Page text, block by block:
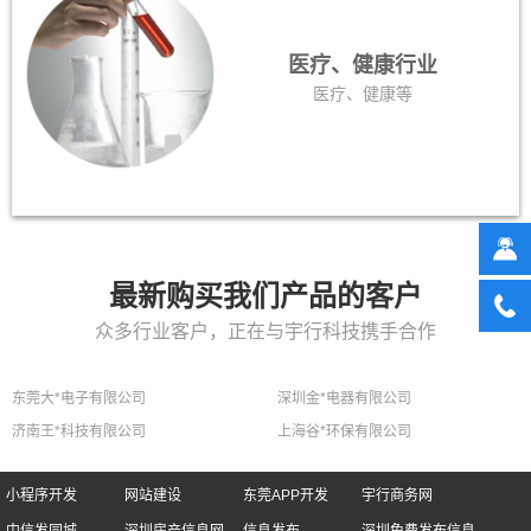
医疗、健康行业
医疗、健康等
最新购买我们产品的客户
众多行业客户，正在与宇行科技携手合作
东莞大*电子有限公司
深圳金*电器有限公司
济南王*科技有限公司
上海谷*环保有限公司
小程序开发 网站建设 东莞APP开发 宇行商务网